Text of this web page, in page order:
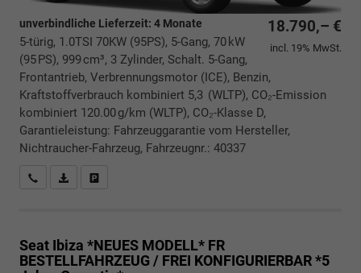
18.790,– €
incl. 19% MwSt.
unverbindliche Lieferzeit: 4 Monate
5-türig, 1.0TSI 70KW (95PS), 5-Gang, 70 kW
(95 PS), 999 cm³, 3 Zylinder, Schalt. 5-Gang,
Frontantrieb, Verbrennungsmotor (ICE), Benzin,
Kraftstoffverbrauch kombiniert 5,3 (WLTP), CO₂-Emission
kombiniert 120.00 g/km (WLTP), CO₂-Klasse D,
Garantieleistung: Fahrzeuggarantie vom Hersteller,
Nichtraucher-Fahrzeug, Fahrzeugnr.: 40337
Rückrufbitte absenden
PDF-Datei, Fahrzeugexposé drucken
Seat Ibiza *NEUES MODELL* FR
BESTELLFAHRZEUG / FREI KONFIGURIERBAR *5